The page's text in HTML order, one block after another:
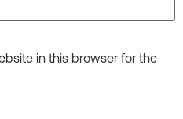
in this browser for the